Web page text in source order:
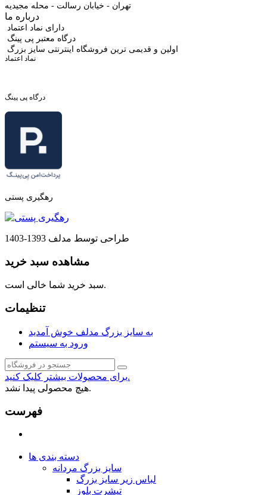
تهران - خیابان رسالت - محله مجیدیه
درباره ما
دارای نماد اعتماد
درگاه معتبر پی پینگ
اولین و قدیمی ترین فروشگاه اینترنتی سایز بزرگ
نماد اعتماد
درگاه پی پینگ
رهگیری پستی
طراحی توسط مدلف 1393-1403
مشاهده سبد خرید
سبد خرید شما خالی است.
تنظیمات
به سایز بزرگ مدلف خوش آمدید
ورود به سیستم
برای محصولات بیشتر کلیک کنید.
هیچ محصولی پیدا نشد.
فهرست
دسته بندی ها
سایز بزرگ مردانه
لباس زیر سایز بزرگ
تیشرت بلوز